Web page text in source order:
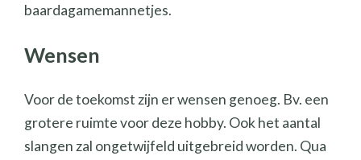
baardagamemannetjes.
Wensen
Voor de toekomst zijn er wensen genoeg. Bv. een
grotere ruimte voor deze hobby. Ook het aantal
slangen zal ongetwijfeld uitgebreid worden. Qua